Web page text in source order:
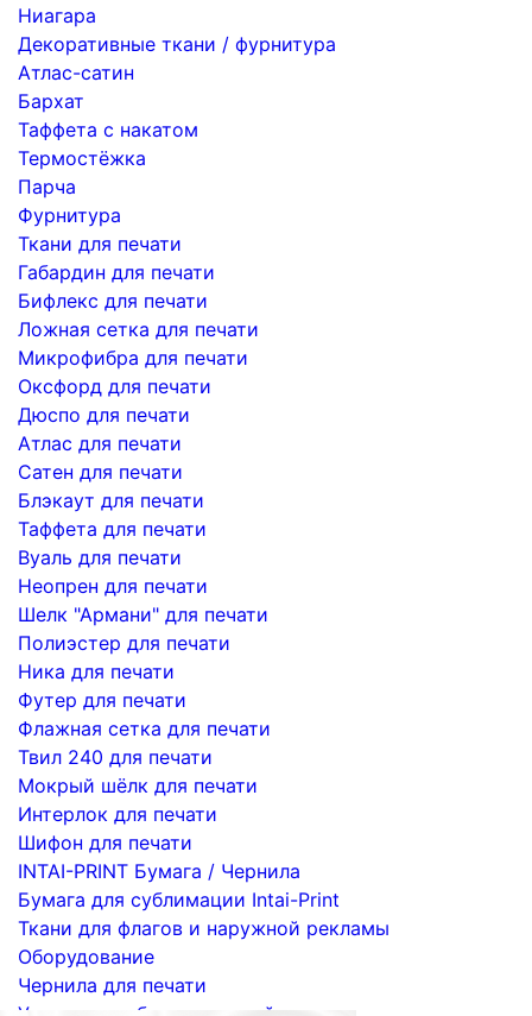
Ниагара
Декоративные ткани / фурнитура
Атлас-сатин
Бархат
Таффета с накатом
Термостёжка
Парча
Фурнитура
Ткани для печати
Габардин для печати
Бифлекс для печати
Ложная сетка для печати
Микрофибра для печати
Оксфорд для печати
Дюспо для печати
Атлас для печати
Сатен для печати
Блэкаут для печати
Таффета для печати
Вуаль для печати
Неопрен для печати
Шелк "Армани" для печати
Полиэстер для печати
Ника для печати
Футер для печати
Флажная сетка для печати
Твил 240 для печати
Мокрый шёлк для печати
Интерлок для печати
Шифон для печати
INTAI-PRINT Бумага / Чернила
Бумага для сублимации Intai-Print
Ткани для флагов и наружной рекламы
Оборудование
Чернила для печати